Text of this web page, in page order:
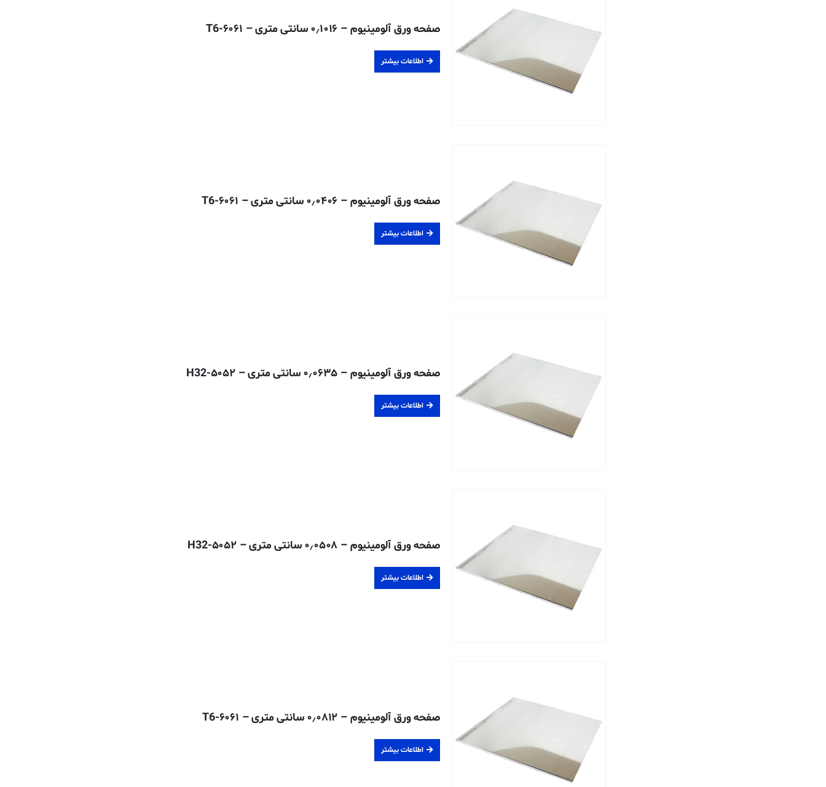
صفحه ورق آلومینیوم – ۰٫۱۰۱۶ سانتی متری – ۶۰۶۱-T6
اطلاعات بیشتر
صفحه ورق آلومینیوم – ۰٫۰۴۰۶ سانتی متری – ۶۰۶۱-T6
اطلاعات بیشتر
صفحه ورق آلومینیوم – ۰٫۰۶۳۵ سانتی متری – ۵۰۵۲-H32
اطلاعات بیشتر
صفحه ورق آلومینیوم – ۰٫۰۵۰۸ سانتی متری – ۵۰۵۲-H32
اطلاعات بیشتر
صفحه ورق آلومینیوم – ۰٫۰۸۱۲ سانتی متری – ۶۰۶۱-T6
اطلاعات بیشتر